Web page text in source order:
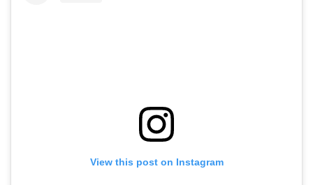
View this post on Instagram